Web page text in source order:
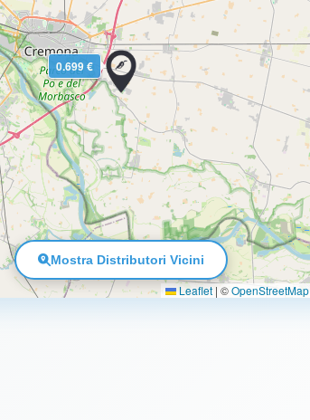
0.699 €
Leaflet | ©OpenStreetMap
Mostra Distributori Vicini